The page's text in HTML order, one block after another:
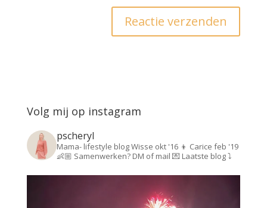
Volg mij op instagram
pscheryl
Mama- lifestyle blogWisse okt '16 👦 Carice feb '19
👶🏼 Samenwerken? DM of mail 💌Laatste blog ⤵️